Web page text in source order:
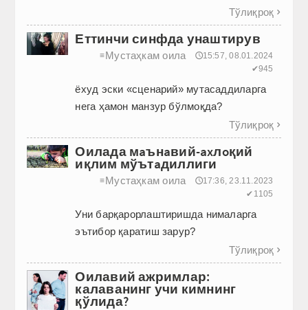
Тўлиқроқ 
Еттинчи синфда унаштирув
≡Мустаҳкам оила
🕔15:57, 08.01.2024
✔945
ёхуд эски «сценарий» мутасаддиларга
нега ҳамон манзур бўлмоқда?
Тўлиқроқ 
Оилада мaънaвий-axлoқий
иқлим мўътaдиллиги
≡Мустаҳкам оила
🕔17:36, 23.11.2023
✔1105
Уни барқарорлаштиришда нималарга
эътибор қаратиш зарур?
Тўлиқроқ 
Оилавий ажримлар:
калаванинг учи кимнинг
қўлида?